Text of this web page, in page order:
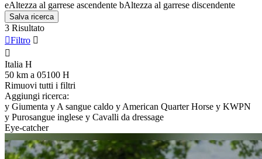
eAltezza al garrese ascendente bAltezza al garrese discendente
Salva ricerca
3 Risultato
Filtro 

Italia H
50 km a 05100 H
Rimuovi tutti i filtri
Aggiungi ricerca:
y Giumenta y A sangue caldo y American Quarter Horse y KWPN
y Purosangue inglese y Cavalli da dressage
Eye-catcher